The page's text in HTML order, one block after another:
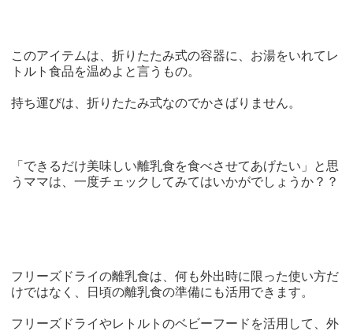
このアイテムは、折りたたみ式の容器に、お湯をいれてレ
トルト食品を温めよと言うもの。
持ち運びは、折りたたみ式なのでかさばりません。
「できるだけ美味しい離乳食を食べさせてあげたい」と思
うママは、一度チェックしてみてはいかがでしょうか？？
フリーズドライの離乳食は、何も外出時に限った使い方だ
けではなく、日頃の離乳食の準備にも活用できます。
フリーズドライやレトルトのベビーフードを活用して、外